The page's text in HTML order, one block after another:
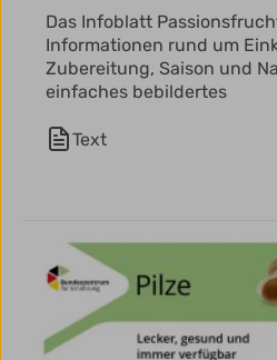
Das Infoblatt
Informationen rund um
Zubereitung, Saison und
einfaches bebildertes
Text